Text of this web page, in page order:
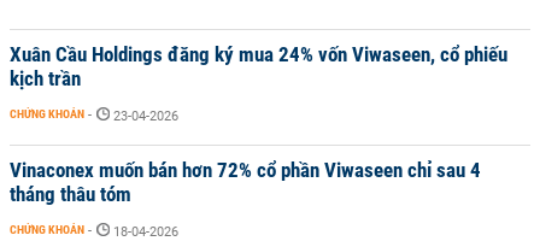
Xuân Cầu Holdings đăng ký mua 24% vốn Viwaseen, cổ phiếu
kịch trần
CHỨNG KHOÁN - 23-04-2026
Vinaconex muốn bán hơn 72% cổ phần Viwaseen chỉ sau 4
tháng thâu tóm
CHỨNG KHOÁN - 18-04-2026